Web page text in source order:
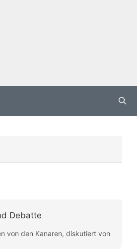
Debatte
von den Kanaren, diskutiert von